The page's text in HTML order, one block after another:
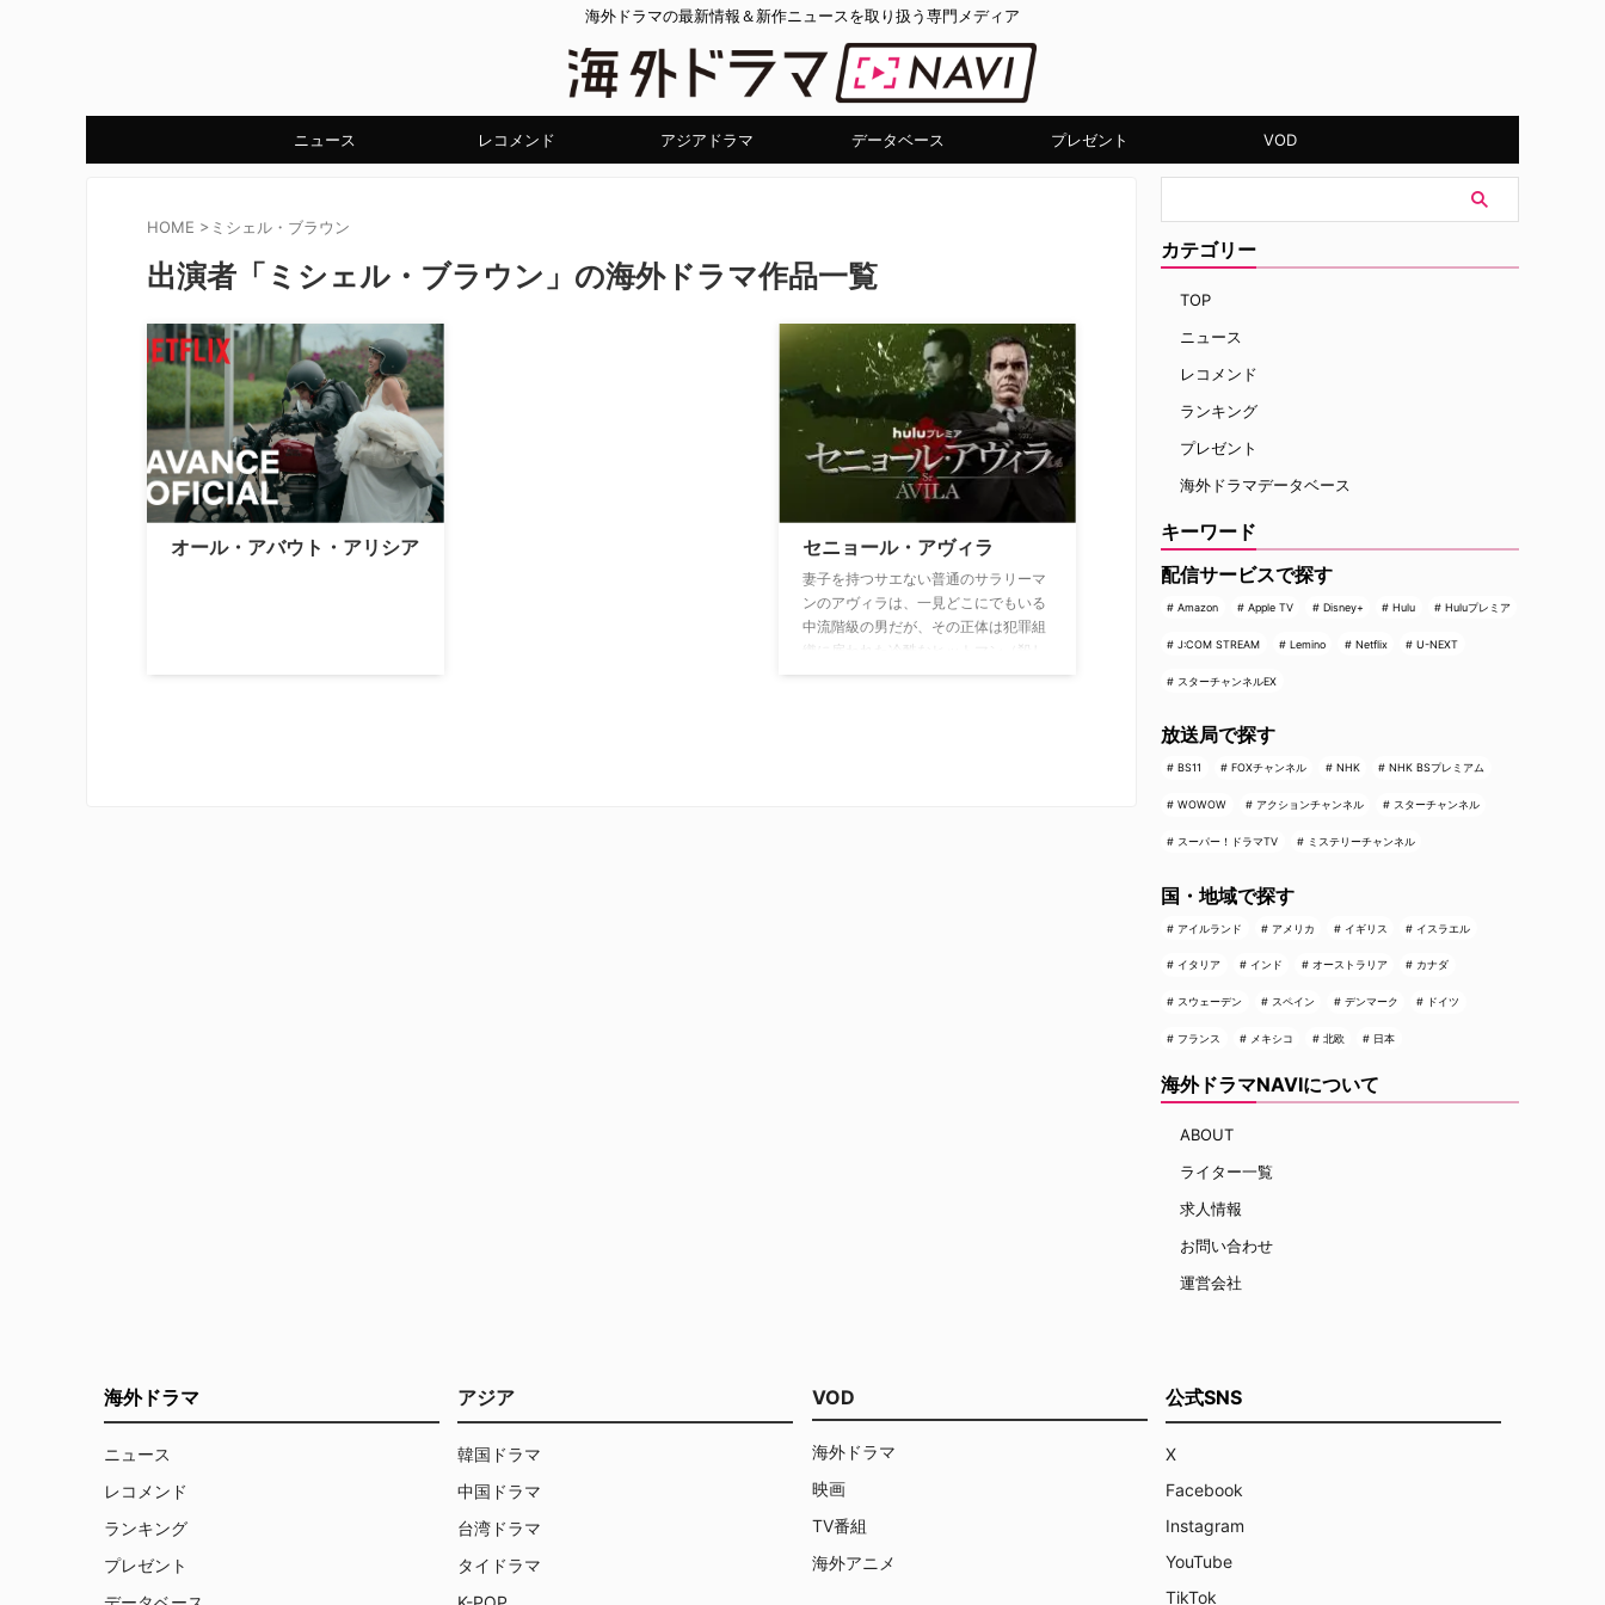
海外ドラマの最新情報＆新作ニュースを取り扱う専門メディア
ニュース レコメンド アジアドラマ データベース プレゼント VOD
HOME > ミシェル・ブラウン
出演者「ミシェル・ブラウン」の海外ドラマ作品一覧
オール・アバウト・アリシア セニョール・アヴィラ
妻子を持つサエない普通のサラリーマ
ンのアヴィラは、一見どこにでもいる
中流階級の男だが、その正体は犯罪組
織に雇われた冷酷なヒットマン（殺し
カテゴリー
TOP
ニュース
レコメンド
ランキング
プレゼント
海外ドラマデータベース
キーワード
配信サービスで探す
Amazon Apple TV Disney+ Hulu Huluプレミア
J:COM STREAM Lemino Netflix U-NEXT
スターチャンネルEX
放送局で探す
BS11 FOXチャンネル NHK NHK BSプレミアム
WOWOW アクションチャンネル スターチャンネル
スーパー！ドラマTV ミステリーチャンネル
国・地域で探す
アイルランド アメリカ イギリス イスラエル
イタリア インド オーストラリア カナダ
スウェーデン スペイン デンマーク ドイツ
フランス メキシコ 北欧 日本
海外ドラマNAVIについて
ABOUT
ライター一覧
求人情報
お問い合わせ
運営会社
海外ドラマ
ニュース
レコメンド
ランキング
プレゼント
アジア
韓国ドラマ
中国ドラマ
台湾ドラマ
タイドラマ
VOD
海外ドラマ
映画
TV番組
海外アニメ
公式SNS
X
Facebook
Instagram
YouTube
TikTok